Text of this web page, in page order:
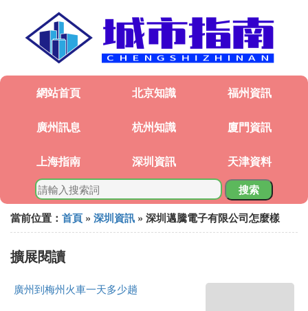
網站首頁 北京知識 福州資訊
廣州訊息 杭州知識 廈門資訊
上海指南 深圳資訊 天津資料
搜索
當前位置： 首頁 » 深圳資訊 » 深圳邁騰電子有限公司怎麼樣
擴展閱讀
廣州到梅州火車一天多少趟